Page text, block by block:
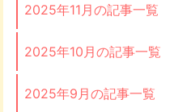
2025年11月の記事一覧
2025年10月の記事一覧
2025年9月の記事一覧